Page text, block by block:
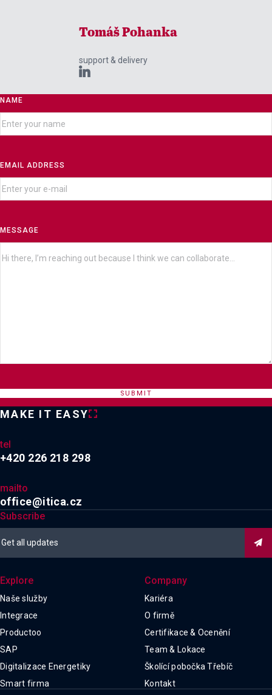
Tomáš Pohanka
support & delivery

NAME
EMAIL ADDRESS
MESSAGE
SUBMIT
MAKE IT EASY
tel
+420 226 218 298
mailto
office@itica.cz
Subscribe

Explore
Naše služby
Integrace
Productoo
SAP
Digitalizace Energetiky
Smart firma
Company
Kariéra
O firmě
Certifikace & Ocenění
Team & Lokace
Školící pobočka Třebíč
Kontakt